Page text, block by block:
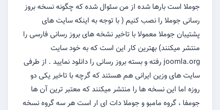
جوملا است بارها شده از من سئوال شده که چگونه نسخه بروز
رسانی جوملا را نصب کنیم ( با توجه به اینکه سایت های
پشتیبان جوملا معمولا با تاخیر نشخه های بروز رسانی فارسی را
منتشر میکنند) بهترین کار این است که به خود سایت
joomla.org رفته و بسته بروز رسانی را دانلود نمایید . از طرفی
سایت های وزین ایرانی هم هستند که گرچه با تاخیر یکی دو
روزه اما این نسخه ها را منتشر میکنند که معتبر ترین آن ها
جومفا ، گروه مامبو و جوملا دات ای ار است هر سه گروه نسخه